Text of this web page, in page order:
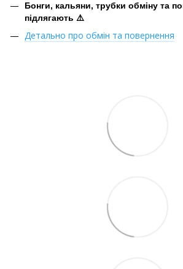
Бонги, кальяни, трубки обміну та
підлягають ⚠️
Детально про обмін та повернення